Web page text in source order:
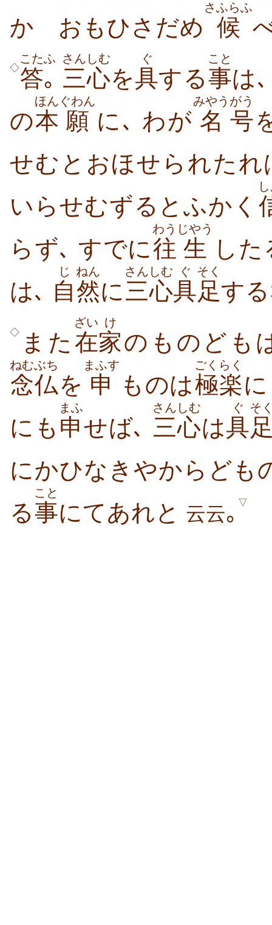
かゞおもひさだめ 候
さふらふ
◇答
こた
｡
ふ
三心
さんしむ
を具
ぐ
する事
こと
は
の本
ほん
願
ぐわん
に､ わが 名
みやう
号
がう
せむとおほせられた
いらせむずるとふかく
らず､ すでに往
わう
生
じやう
し
は､ 自
じ
然
ねん
に三心
さんしむ
具
ぐ
足
そく
す
◇ また 在
ざい
家
け
念仏
ねむぶち
を 申
まふす
ものは極楽
ごくらく
にも 申
まふ
せば､ 三心
さんしむ
は具
ぐ そ
にかひなきやからども
る事
こと
にてあれと 云云｡ ▽